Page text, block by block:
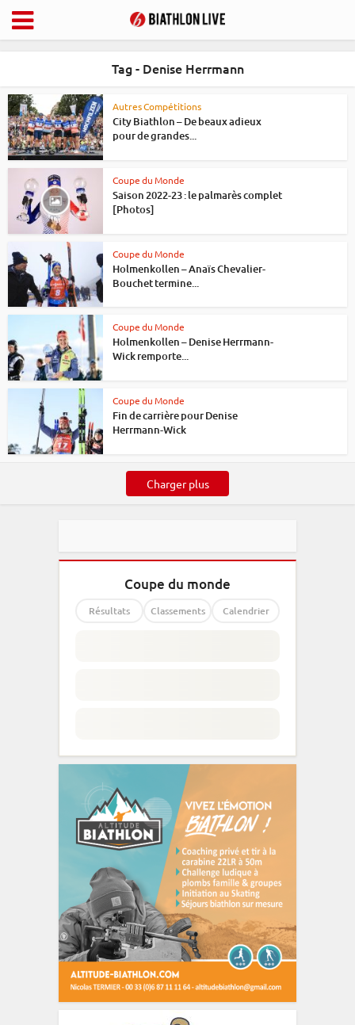
Tag - Denise Herrmann
Autres Compétitions
City Biathlon – De beaux adieux
pour de grandes...
Coupe du Monde
Saison 2022-23 : le palmarès complet
[Photos]
Coupe du Monde
Holmenkollen – Anaïs Chevalier-
Bouchet termine...
Coupe du Monde
Holmenkollen – Denise Herrmann-
Wick remporte...
Coupe du Monde
Fin de carrière pour Denise
Herrmann-Wick
Charger plus
Coupe du monde
Résultats Classements Calendrier